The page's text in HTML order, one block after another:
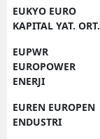
EUKYO EURO
KAPITAL YAT. ORT.
EUPWR
EUROPOWER
ENERJI
EUREN EUROPEN
ENDUSTRI